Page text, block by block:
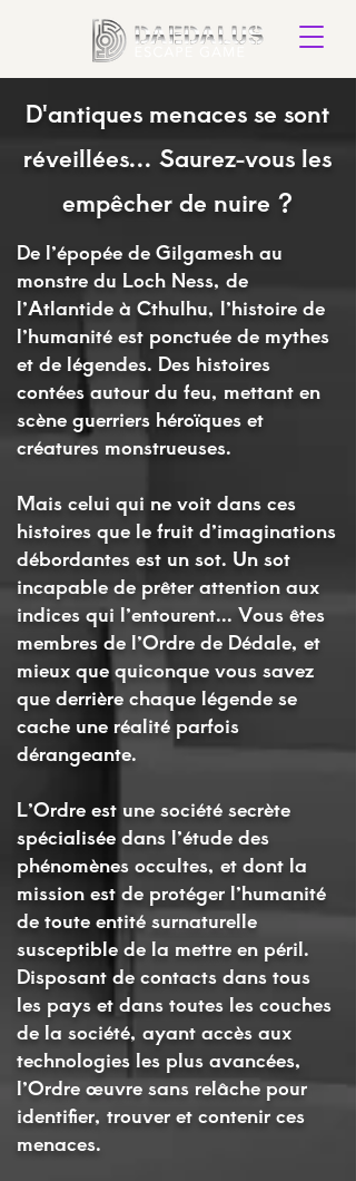
D'antiques menaces se sont
réveillées... Saurez-vous les
empêcher de nuire ?
De l’épopée de Gilgamesh au
monstre du Loch Ness, de
l’Atlantide à Cthulhu, l’histoire de
l’humanité est ponctuée de mythes
et de légendes. Des histoires
contées autour du feu, mettant en
scène guerriers héroïques et
créatures monstrueuses.
Mais celui qui ne voit dans ces
histoires que le fruit d’imaginations
débordantes est un sot. Un sot
incapable de prêter attention aux
indices qui l’entourent... Vous êtes
membres de l’Ordre de Dédale, et
mieux que quiconque vous savez
que derrière chaque légende se
cache une réalité parfois
dérangeante.
L’Ordre est une société secrète
spécialisée dans l’étude des
phénomènes occultes, et dont la
mission est de protéger l’humanité
de toute entité surnaturelle
susceptible de la mettre en péril.
Disposant de contacts dans tous
les pays et dans toutes les couches
de la société, ayant accès aux
technologies les plus avancées,
l’Ordre œuvre sans relâche pour
identifier, trouver et contenir ces
menaces.